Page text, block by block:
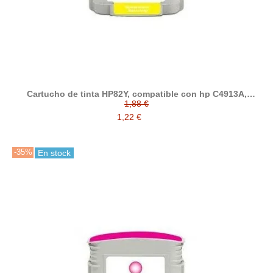
Cartucho de tinta HP82Y, compatible con hp C4913A,
amarillo
1,88 €
1,22 €
-35% En stock